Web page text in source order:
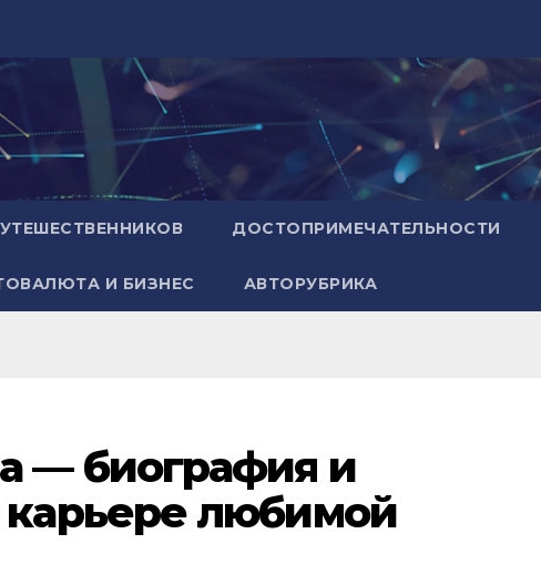
ДОСТОПРИМЕЧАТЕЛЬНОСТИ
И БИЗНЕС АВТОРУБРИКА
— биография и
любимой